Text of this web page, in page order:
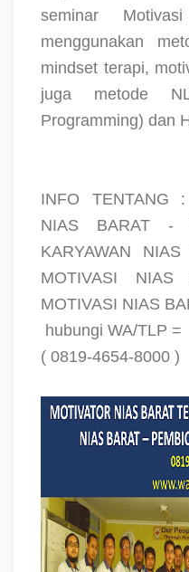
seminar
menggunakan
mindset terapi,
juga metode
Programming) dan
INFO TENTANG
NIAS BARAT -
KARYAWAN
MOTIVASI
MOTIVASI NIAS
hubungi WA/TLP =
( 0819-4654-8000 )